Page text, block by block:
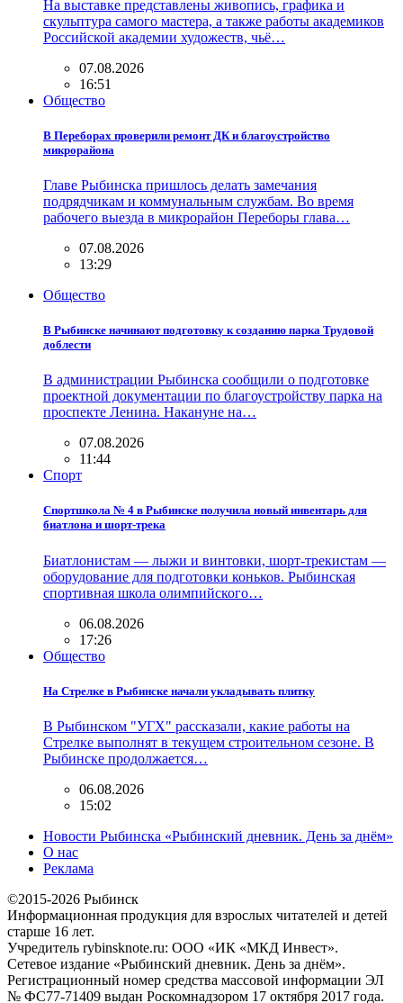
На выставке представлены живопись, графика и
скульптура самого мастера, а также работы академиков
Российской академии художеств, чьё…
07.08.2026
16:51
Общество
В Переборах проверили ремонт ДК и благоустройство
микрорайона
Главе Рыбинска пришлось делать замечания
подрядчикам и коммунальным службам. Во время
рабочего выезда в микрорайон Переборы глава…
07.08.2026
13:29
Общество
В Рыбинске начинают подготовку к созданию парка Трудовой
доблести
В администрации Рыбинска сообщили о подготовке
проектной документации по благоустройству парка на
проспекте Ленина. Накануне на…
07.08.2026
11:44
Спорт
Спортшкола № 4 в Рыбинске получила новый инвентарь для
биатлона и шорт-трека
Биатлонистам — лыжи и винтовки, шорт-трекистам —
оборудование для подготовки коньков. Рыбинская
спортивная школа олимпийского…
06.08.2026
17:26
Общество
На Стрелке в Рыбинске начали укладывать плитку
В Рыбинском "УГХ" рассказали, какие работы на
Стрелке выполнят в текущем строительном сезоне. В
Рыбинске продолжается…
06.08.2026
15:02
Новости Рыбинска «Рыбинский дневник. День за днём»
О нас
Реклама
©2015-2026 Рыбинск
Информационная продукция для взрослых читателей и детей
старше 16 лет.
Учредитель rybinsknote.ru: ООО «ИК «МКД Инвест».
Сетевое издание «Рыбинский дневник. День за днём».
Регистрационный номер средства массовой информации ЭЛ
№ ФС77-71409 выдан Роскомнадзором 17 октября 2017 года.